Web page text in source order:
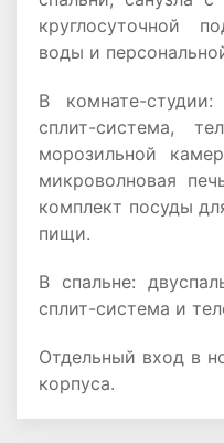
круглосуточной
воды и
В комнате-
сплит-система,
морозильной
микроволновая
комплект посуды
пищи.
В спальне:
сплит-система и
Отдельный вход в
корпуса.